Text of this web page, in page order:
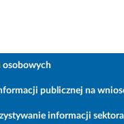
osobowych
publicznej na
informacji